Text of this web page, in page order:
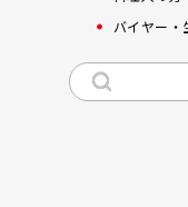
バイヤー・